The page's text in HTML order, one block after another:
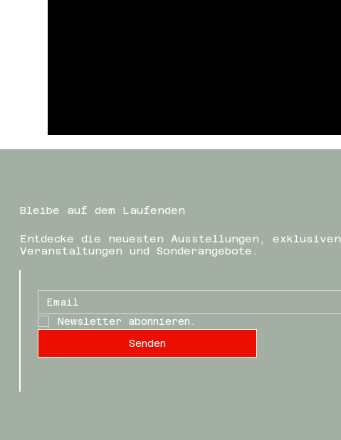
Bleibe auf dem Laufenden
Entdecke die neuesten Ausstellungen, exklusiven
Veranstaltungen und Sonderangebote.
Newsletter abonnieren.
Senden